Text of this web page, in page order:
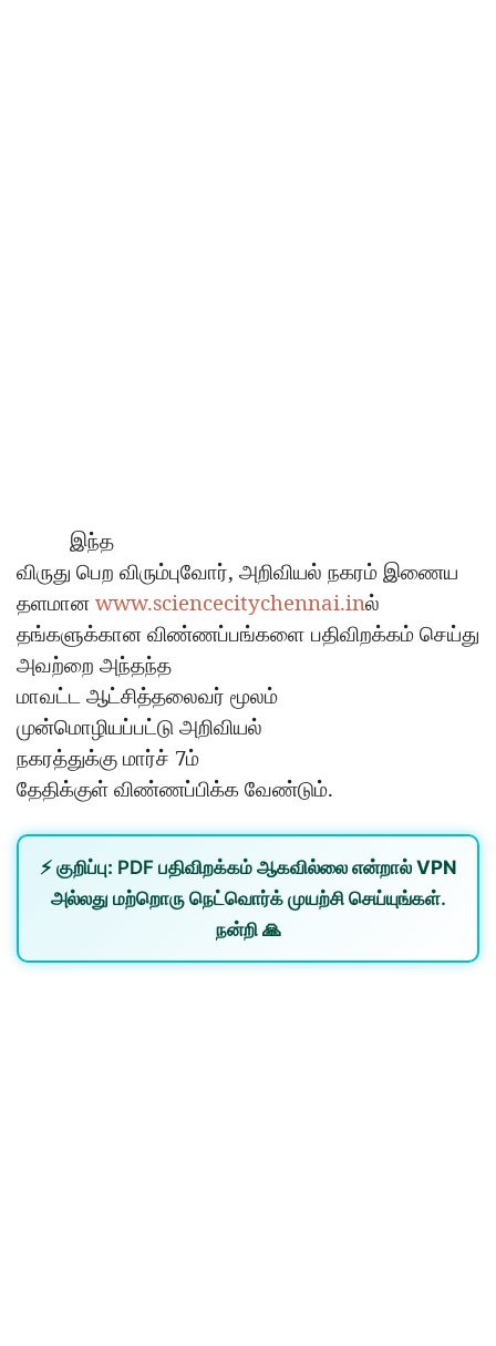
இந்த
விருது பெற விரும்புவோர், அறிவியல் நகரம் இணைய
தளமான www.sciencecitychennai.inல்
தங்களுக்கான விண்ணப்பங்களை பதிவிறக்கம் செய்து
அவற்றை அந்தந்த
மாவட்ட ஆட்சித்தலைவர் மூலம்
முன்மொழியப்பட்டு அறிவியல்
நகரத்துக்கு மார்ச் 7ம்
தேதிக்குள் விண்ணப்பிக்க வேண்டும்.
⚡ குறிப்பு: PDF பதிவிறக்கம் ஆகவில்லை என்றால் VPN
அல்லது மற்றொரு நெட்வொர்க்முயற்சி செய்யுங்கள்.
நன்றி 🙏